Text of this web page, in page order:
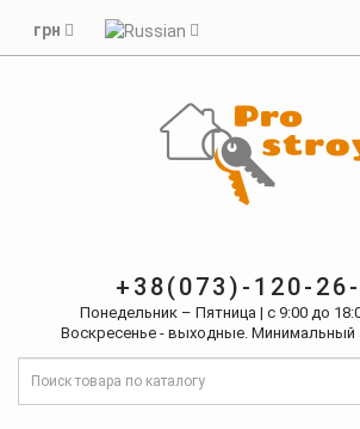
грн
+38(073)-120-
Понедельник – Пятница | с 9:00 до
Воскресенье - выходные. Минимальный